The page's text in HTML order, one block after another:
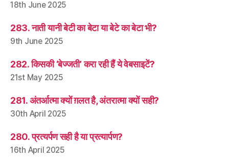
18th June 2025
283. नाती यानी बेटी का बेटा या बेटे का बेटा भी?
9th June 2025
282. किसकी ‘बेज्जती’ करा रही हैं ये वेबसाइटें?
21st May 2025
281. अंतर्आत्मा क्यों ग़लत है, अंतरात्मा क्यों सही?
30th April 2025
280. प्रत्यर्पण सही है या प्रत्यार्पण?
16th April 2025